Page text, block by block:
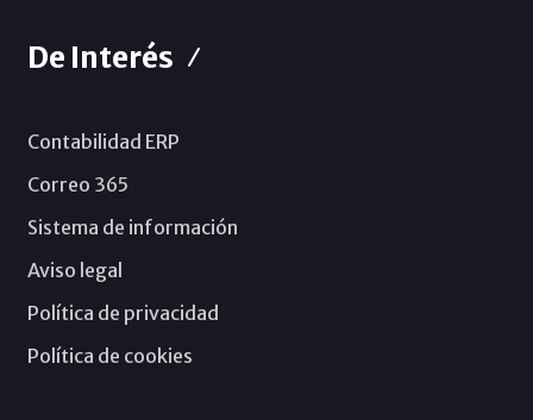
De Interés
Contabilidad ERP
Correo 365
Sistema de información
Aviso legal
Política de privacidad
Política de cookies